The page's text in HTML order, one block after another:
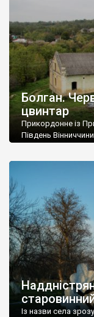
Болган.
цвинтар
Прикордонне із
Південь
старовинний
збереглися,
мовою. За всіма
український.
роках Болган […]
Із назви села